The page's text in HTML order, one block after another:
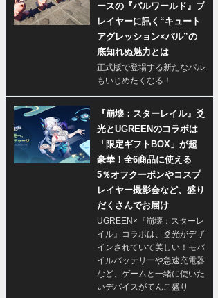
ースの『パルワールド』プ
レイヤーに訊く“キュート
アグレッション×パル”の
底知れぬ魅力とは
正式版で登場する新たなパル
もいじめたくなる！
『崩壊：スターレイル』爻
光とUGREENのコラボは
「限定ギフトBOX」が超
豪華！全6商品に使える
5％オフクーポンやコスプ
レイヤー撮影会など、盛り
だくさんでお届け
UGREEN×『崩壊：スターレ
イル』コラボは、爻光がデザ
インされていて美しい！モバ
イルバッテリーや急速充電器
など、ゲームと一緒に使いた
いデバイスがてんこ盛り